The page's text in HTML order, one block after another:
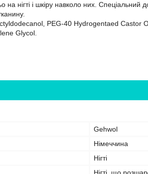
на нігті і шкіру навколо них.
PEG-40 Hydrogentaed Castor
Glycol.
Gehwol
Німеччина
Нігті